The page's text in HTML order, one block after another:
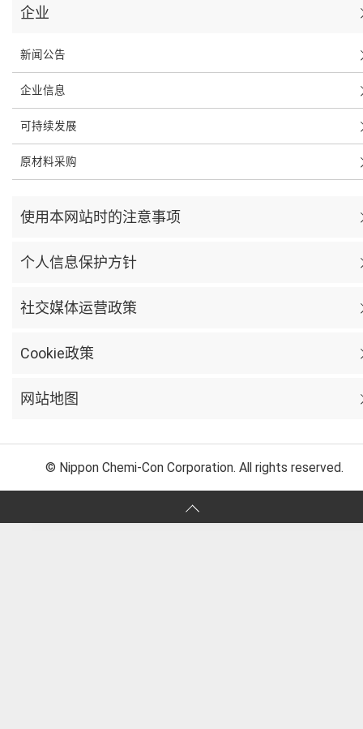
企业
新闻公告
企业信息
可持续发展
原材料采购
使用本网站时的注意事项
个人信息保护方针
社交媒体运营政策
Cookie政策
网站地图
© Nippon Chemi-Con Corporation. All rights reserved.